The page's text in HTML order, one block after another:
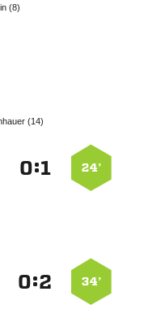


24’
:
34’
: